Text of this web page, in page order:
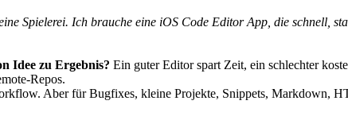
Spielerei. Ich brauche eine iOS Code Editor App, die schnell,
Idee zu Ergebnis? Ein guter Editor spart Zeit, ein schlechter
Repos.
Aber für Bugfixes, kleine Projekte, Snippets, Markdown,